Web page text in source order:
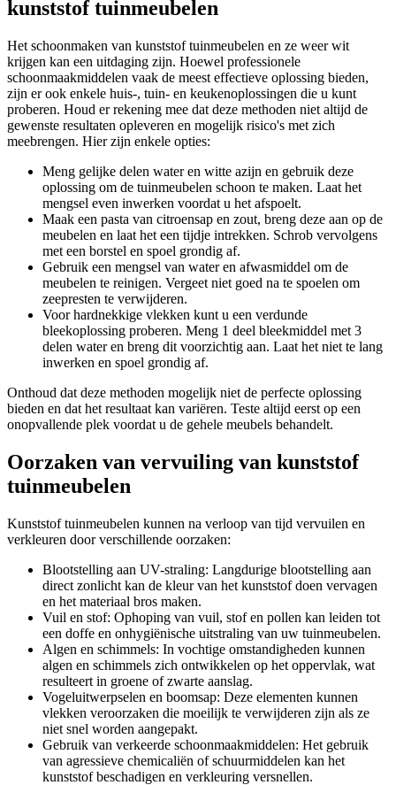
kunststof tuinmeubelen
Het schoonmaken van kunststof tuinmeubelen en ze weer wit
krijgen kan een uitdaging zijn. Hoewel professionele
schoonmaakmiddelen vaak de meest effectieve oplossing bieden,
zijn er ook enkele huis-, tuin- en keukenoplossingen die u kunt
proberen. Houd er rekening mee dat deze methoden niet altijd de
gewenste resultaten opleveren en mogelijk risico's met zich
meebrengen. Hier zijn enkele opties:
Meng gelijke delen water en witte azijn en gebruik deze
oplossing om de tuinmeubelen schoon te maken. Laat het
mengsel even inwerken voordat u het afspoelt.
Maak een pasta van citroensap en zout, breng deze aan op de
meubelen en laat het een tijdje intrekken. Schrob vervolgens
met een borstel en spoel grondig af.
Gebruik een mengsel van water en afwasmiddel om de
meubelen te reinigen. Vergeet niet goed na te spoelen om
zeepresten te verwijderen.
Voor hardnekkige vlekken kunt u een verdunde
bleekoplossing proberen. Meng 1 deel bleekmiddel met 3
delen water en breng dit voorzichtig aan. Laat het niet te lang
inwerken en spoel grondig af.
Onthoud dat deze methoden mogelijk niet de perfecte oplossing
bieden en dat het resultaat kan variëren. Teste altijd eerst op een
onopvallende plek voordat u de gehele meubels behandelt.
Oorzaken van vervuiling van kunststof
tuinmeubelen
Kunststof tuinmeubelen kunnen na verloop van tijd vervuilen en
verkleuren door verschillende oorzaken:
Blootstelling aan UV-straling: Langdurige blootstelling aan
direct zonlicht kan de kleur van het kunststof doen vervagen
en het materiaal bros maken.
Vuil en stof: Ophoping van vuil, stof en pollen kan leiden tot
een doffe en onhygiënische uitstraling van uw tuinmeubelen.
Algen en schimmels: In vochtige omstandigheden kunnen
algen en schimmels zich ontwikkelen op het oppervlak, wat
resulteert in groene of zwarte aanslag.
Vogeluitwerpselen en boomsap: Deze elementen kunnen
vlekken veroorzaken die moeilijk te verwijderen zijn als ze
niet snel worden aangepakt.
Gebruik van verkeerde schoonmaakmiddelen: Het gebruik
van agressieve chemicaliën of schuurmiddelen kan het
kunststof beschadigen en verkleuring versnellen.